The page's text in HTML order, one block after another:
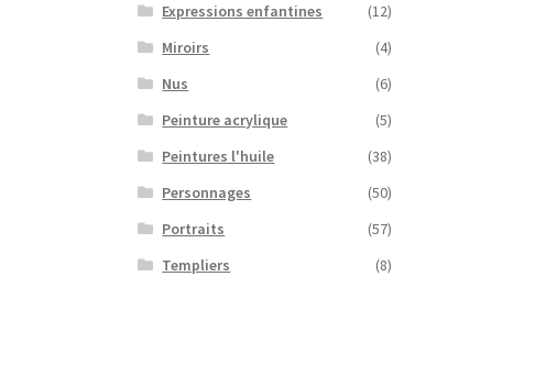
Expressions enfantines
(12)
Miroirs
(4)
Nus
(6)
Peinture acrylique
(5)
Peintures l'huile
(38)
Personnages
(50)
Portraits
(57)
Templiers
(8)